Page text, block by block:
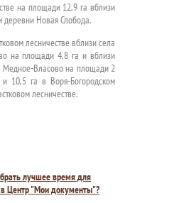
на площади 12,9 га вблизи
деревни Новая Слобода.
лесничестве вблизи села
на площади 4,8 га и вблизи
Медное-Власово на площади 2
10,5 га в Воря-Богородском
лесничестве.
лучшее время для
в Центр "Мои документы"?